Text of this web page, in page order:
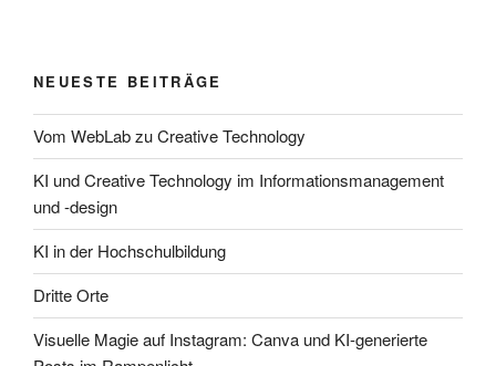
NEUESTE BEITRÄGE
Vom WebLab zu Creative Technology
KI und Creative Technology im Informationsmanagement
und -design
KI in der Hochschulbildung
Dritte Orte
Visuelle Magie auf Instagram: Canva und KI-generierte